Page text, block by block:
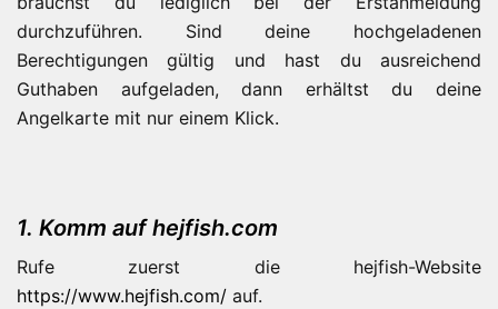
durchzuführen. Sind deine hochgeladenen
Berechtigungen gültig und hast du ausreichend
Guthaben aufgeladen, dann erhältst du deine
Angelkarte mit nur einem Klick.
1. Komm auf hejfish.com
Rufe zuerst die hejfish-Website
https://www.hejfish.com/ auf.